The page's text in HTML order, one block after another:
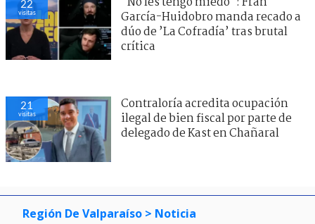
22
visitas
García-Huidobro manda recado a
dúo de ’La Cofradía’ tras brutal
crítica
21
visitas
Contraloría acredita ocupación
ilegal de bien fiscal por parte de
delegado de Kast en Chañaral
Región De Valparaíso > Noticia